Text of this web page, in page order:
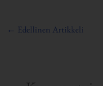
← Edellinen Artikkeli